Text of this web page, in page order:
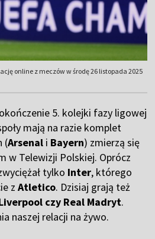
online z meczów w środę 26 listopada 2025
5. kolejki fazy ligowej
mają na razie komplet
(Arsenal i Bayern) zmierzą się
w Telewizji Polskiej. Oprócz
tylko Inter, którego
zAtletico. Dzisiaj grają też
czy Real Madryt.
naszej relacji na żywo.